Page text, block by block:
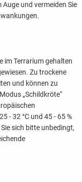
und vermeiden Sie
im Terrarium gehalten
Zu trockene
und können zu
„Schildkröte“
- 32 °C und 45 - 65 %
sich bitte unbedingt,